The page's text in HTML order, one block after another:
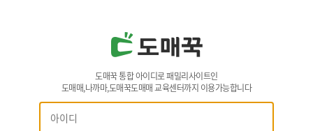
도매꾹 통합 아이디로 패밀리사이트인
도매매,나까마,도매꾹도매매 교육센터까지 이용가능합니다